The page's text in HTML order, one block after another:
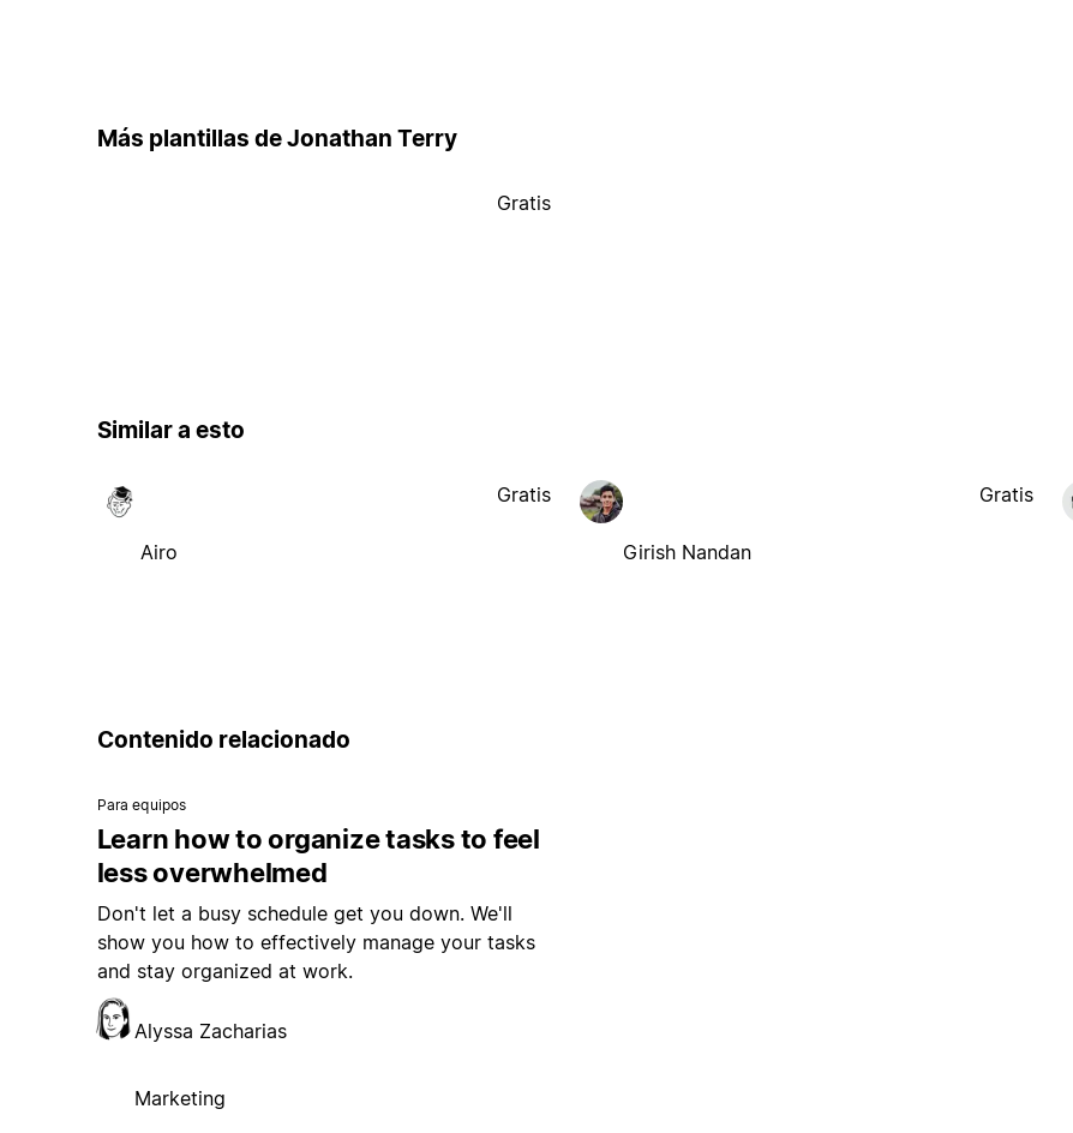
Más plantillas de Jonathan Terry
Gratis
Similar a esto
Airo
Gratis
Girish Nandan
Gratis
Contenido relacionado
Para equipos
Learn how to organize tasks to feel
less overwhelmed
Don't let a busy schedule get you down. We'll
show you how to effectively manage your tasks
and stay organized at work.
Alyssa Zacharias
Marketing